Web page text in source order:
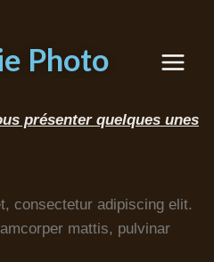
Photo
présenter quelques unes
consectetur adipiscing elit.
mattis, pulvinar